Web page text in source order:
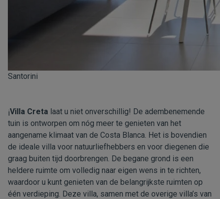
Santorini
¡Villa Creta laat u niet onverschillig! De adembenemende
tuin is ontworpen om nóg meer te genieten van het
aangename klimaat van de Costa Blanca. Het is bovendien
de ideale villa voor natuurliefhebbers en voor diegenen die
graag buiten tijd doorbrengen. De begane grond is een
heldere ruimte om volledig naar eigen wens in te richten,
waardoor u kunt genieten van de belangrijkste ruimten op
één verdieping. Deze villa, samen met de overige villa’s van